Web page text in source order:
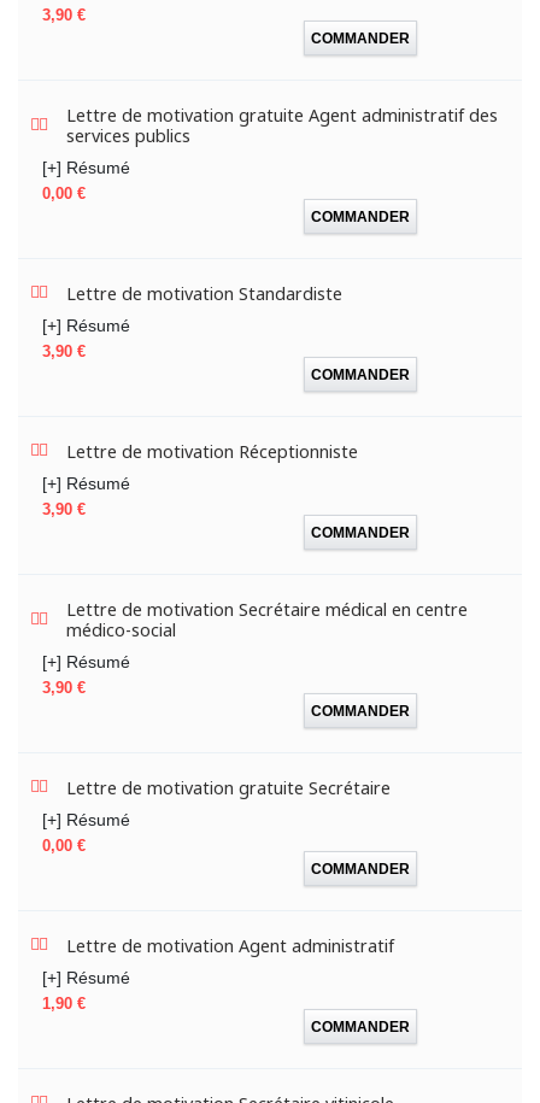
Prix
3,90 €
COMMANDER
Lettre de motivation gratuite Agent administratif des
services publics
[+] Résumé
Prix
0,00 €
COMMANDER
Lettre de motivation Standardiste
[+] Résumé
Prix
3,90 €
COMMANDER
Lettre de motivation Réceptionniste
[+] Résumé
Prix
3,90 €
COMMANDER
Lettre de motivation Secrétaire médical en centre
médico-social
[+] Résumé
Prix
3,90 €
COMMANDER
Lettre de motivation gratuite Secrétaire
[+] Résumé
Prix
0,00 €
COMMANDER
Lettre de motivation Agent administratif
[+] Résumé
Prix
1,90 €
COMMANDER